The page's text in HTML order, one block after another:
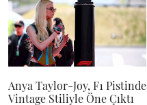
Anya Taylor-Joy, F1 Pistinde
Vintage Stiliyle Öne Çıktı